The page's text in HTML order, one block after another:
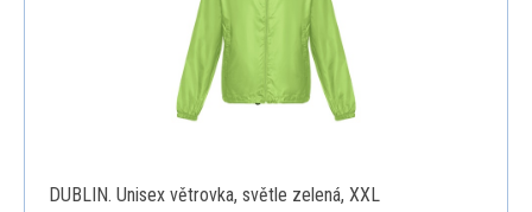
DUBLIN. Unisex větrovka, světle zelená, XXL